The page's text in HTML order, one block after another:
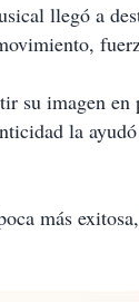
llegó a
su imagen
la
más